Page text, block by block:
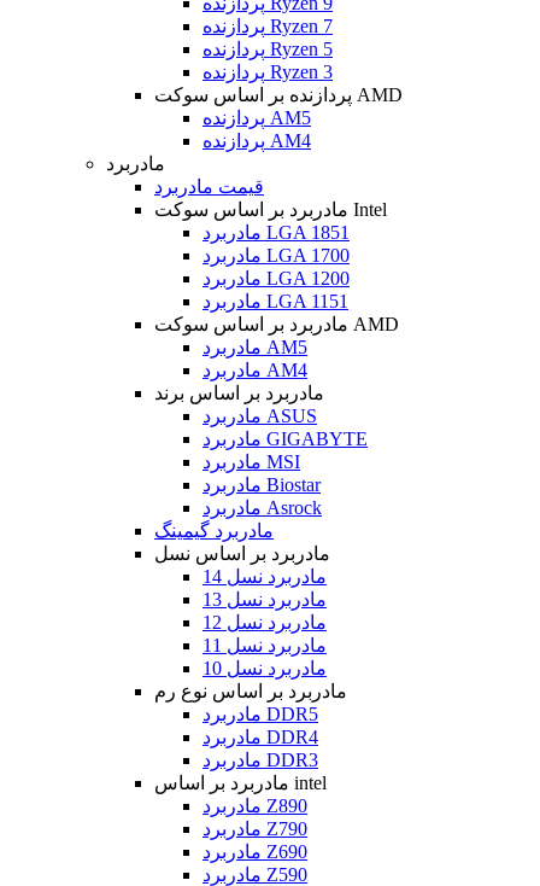
پردازنده Ryzen 7
پردازنده Ryzen 5
پردازنده Ryzen 3
پردازنده بر اساس سوکت AMD
پردازنده AM5
پردازنده AM4
مادربرد
قیمت مادربرد
مادربرد بر اساس سوکت Intel
مادربرد LGA 1851
مادربرد LGA 1700
مادربرد LGA 1200
مادربرد LGA 1151
مادربرد بر اساس سوکت AMD
مادربرد AM5
مادربرد AM4
مادربرد بر اساس برند
مادربرد ASUS
مادربرد GIGABYTE
مادربرد MSI
مادربرد Biostar
مادربرد Asrock
مادربرد گیمینگ
مادربرد بر اساس نسل
مادربرد نسل 14
مادربرد نسل 13
مادربرد نسل 12
مادربرد نسل 11
مادربرد نسل 10
مادربرد بر اساس نوع رم
مادربرد DDR5
مادربرد DDR4
مادربرد DDR3
مادربرد بر اساس intel
مادربرد Z890
مادربرد Z790
مادربرد Z690
مادربرد Z590